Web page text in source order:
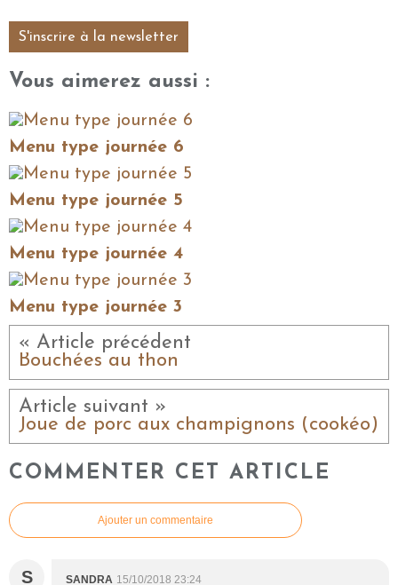
S'inscrire à la newsletter
Vous aimerez aussi :
Menu type journée 6
Menu type journée 5
Menu type journée 4
Menu type journée 3
« Article précédent
Bouchées au thon
Article suivant »
Joue de porc aux champignons (cookéo)
COMMENTER CET ARTICLE
Ajouter un commentaire
S SANDRA 15/10/2018 23:24